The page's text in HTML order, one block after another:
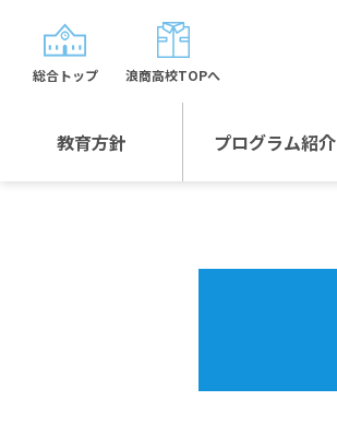
教育方針 プログラム紹介
総合トップ 浪商高校TOPへ